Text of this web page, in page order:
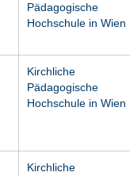
Pädagogische
Hochschule in Wien
Kirchliche
Pädagogische
Hochschule in Wien
Kirchliche